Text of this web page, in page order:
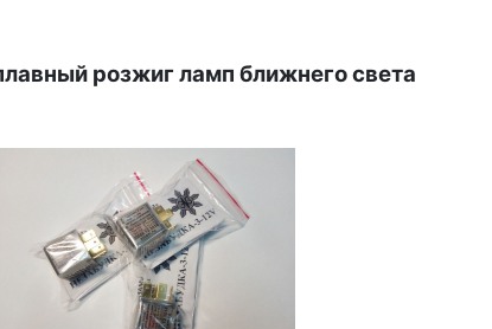
розжиг ламп ближнего света